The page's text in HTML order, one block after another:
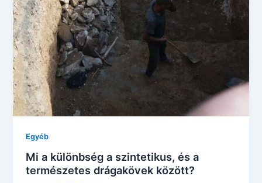
Egyéb
Mi a különbség a szintetikus, és a
természetes drágakövek között?